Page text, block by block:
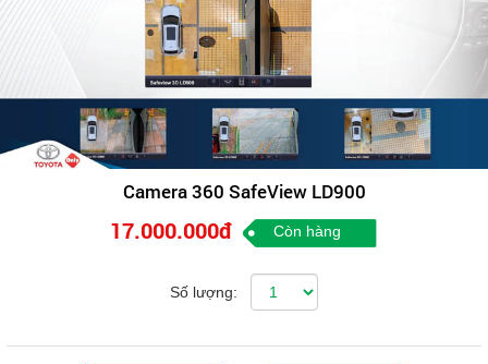
Camera 360 SafeView LD900
17.000.000đ Còn hàng
Số lượng: